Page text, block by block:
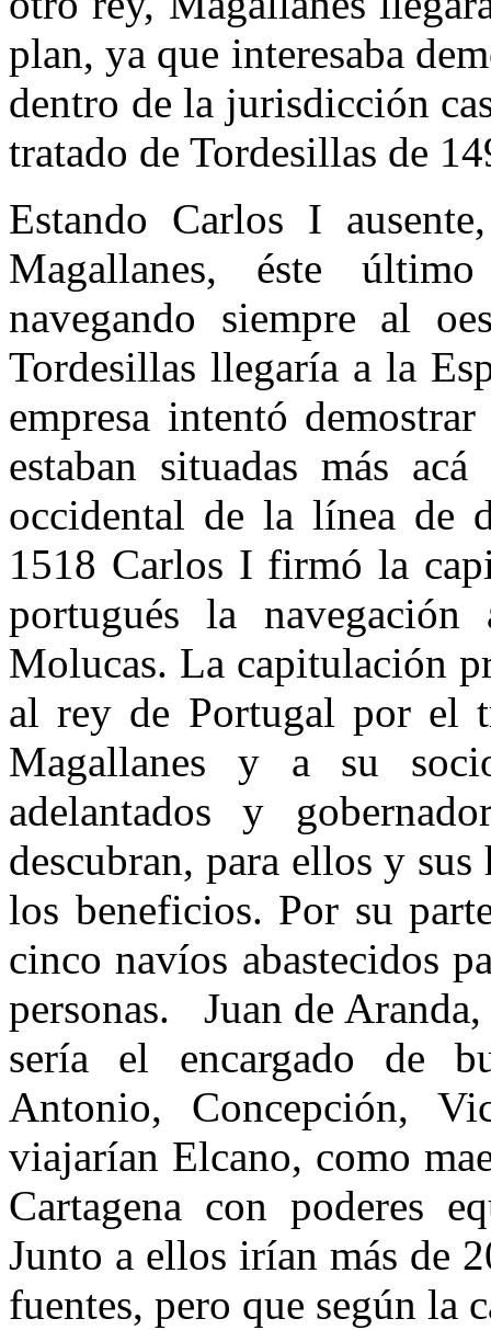
plan, ya que interesaba
dentro de la jurisdicción
tratado de Tordesillas de
Estando Carlos I
Magallanes, éste
navegando siempre al
Tordesillas llegaría a la
empresa intentó
estaban situadas más
occidental de la línea de
1518 Carlos I firmó la
portugués la
Molucas. La capitulación
al rey de Portugal por el
Magallanes y a su
adelantados y
descubran, para ellos y
los beneficios. Por su
cinco navíos abastecidos
personas. Juan de
sería el encargado de
Antonio, Concepción,
viajarían Elcano, como
Cartagena con poderes
Junto a ellos irían más de
fuentes, pero que según